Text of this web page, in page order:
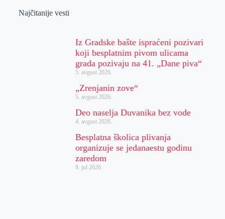
Najčitanije vesti
Iz Gradske bašte ispraćeni pozivari
koji besplatnim pivom ulicama
grada pozivaju na 41. „Dane piva“
5. avgust 2026.
„Zrenjanin zove“
5. avgust 2026.
Deo naselja Duvanika bez vode
4. avgust 2026.
Besplatna školica plivanja
organizuje se jedanaestu godinu
zaredom
8. jul 2026.